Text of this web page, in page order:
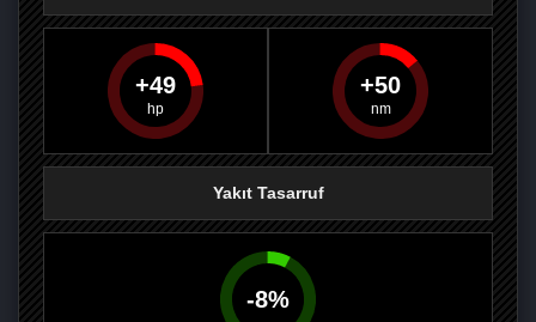
PAYLAŞPAYLAŞPLUS'TA
49 50
Yakıt Tasarruf
-8%